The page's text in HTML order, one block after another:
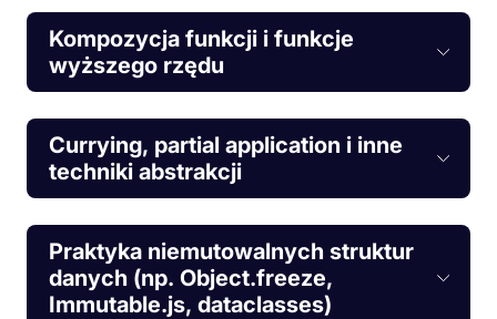
Kompozycja funkcji i funkcje
wyższego rzędu
Currying, partial application i inne
techniki abstrakcji
Praktyka niemutowalnych struktur
danych (np. Object.freeze,
Immutable.js, dataclasses)